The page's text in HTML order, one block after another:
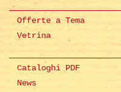
Offerte a Tema
Vetrina
Cataloghi PDF
News